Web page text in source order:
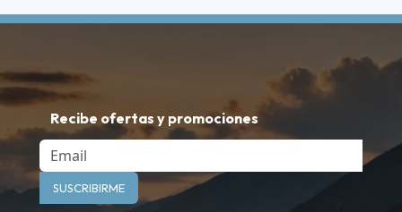
Recibe ofertas y promociones
Email
SUSCRIBIRME